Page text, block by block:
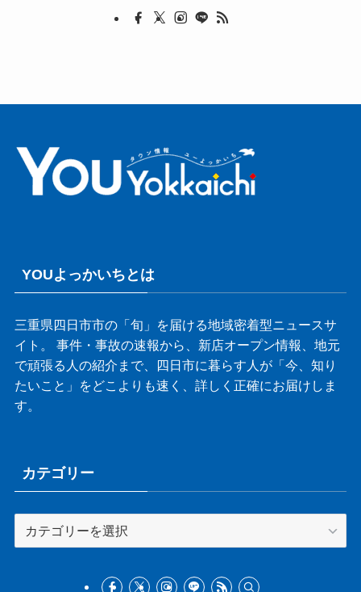
YOUよっかいちとは
三重県四日市市の「旬」を届ける地域密着型ニュースサ
イト。 事件・事故の速報から、新店オープン情報、地元
で頑張る人の紹介まで、四日市に暮らす人が「今、知り
たいこと」をどこよりも速く、詳しく正確にお届けしま
す。
カテゴリー
テ